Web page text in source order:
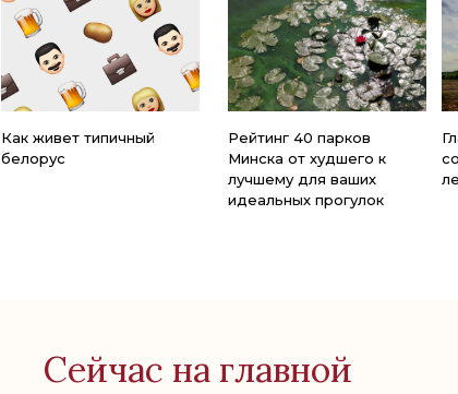
Как живет типичный
белорус
Рейтинг 40 парков
Минска от худшего к
лучшему для ваших
идеальных прогулок
Сейчас на главной